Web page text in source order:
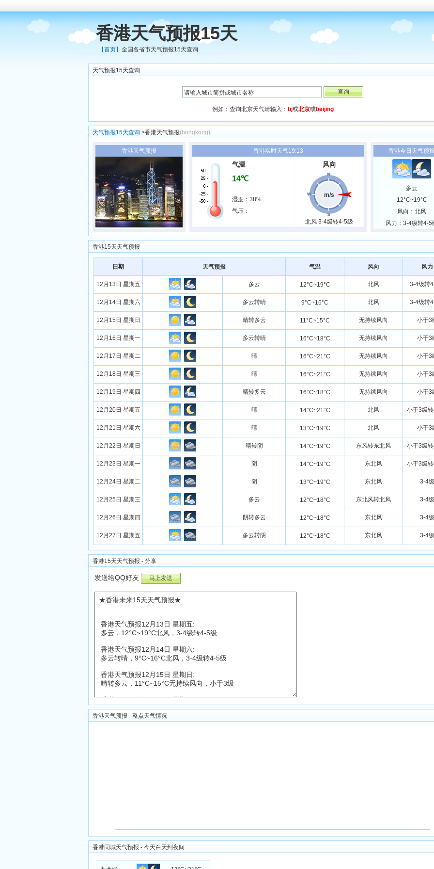
香港天气预报15天
【首页】 全国各省市天气预报15天查询
天气预报15天查询
例如：查询北京天气请输入： bj或北京或beijing
天气预报15天查询 >香港天气预报(hongkong)
香港天气预报 香港实时天气19:13
气温
14℃
湿度：38%
气压：
风向
m/s
北风 3-4级转4-5级
香港今日天气预报
多云
12°C~19°C
风向：北风
风力：3-4级转4-5
香港15天天气预报
日期 天气预报 气温 风向 风力
12月13日 星期五 多云 12°C~19°C 北风 3-4级转
12月14日 星期六 多云转晴 9°C~16°C 北风 3-4级转
12月15日 星期日 晴转多云 11°C~15°C 无持续风向 小于3
12月16日 星期一 多云转晴 16°C~18°C 无持续风向 小于3
12月17日 星期二 晴 16°C~21°C 无持续风向 小于3
12月18日 星期三 晴 16°C~21°C 无持续风向 小于3
12月19日 星期四 晴转多云 16°C~18°C 无持续风向 小于3
12月20日 星期五 晴 14°C~21°C 北风 小于3级
12月21日 星期六 晴 13°C~19°C 北风 小于3
12月22日 星期日 晴转阴 14°C~19°C 东风转东北风 小于3级
12月23日 星期一 阴 14°C~19°C 东北风 小于3级
12月24日 星期二 阴 13°C~19°C 东北风 3-4级
12月25日 星期三 多云 12°C~18°C 东北风转北风 3-4级
12月26日 星期四 阴转多云 12°C~18°C 东北风 3-4级
12月27日 星期五 多云转阴 12°C~18°C 东北风 3-4级
香港15天天气预报 - 分享
发送给QQ好友
香港天气预报 - 整点天气情况
香港同城天气预报 - 今天白天到夜间